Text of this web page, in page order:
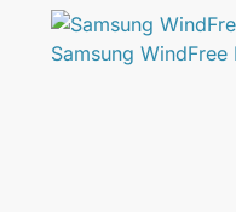
Samsung